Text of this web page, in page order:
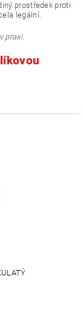
prostředek proti
legální.
praxi.